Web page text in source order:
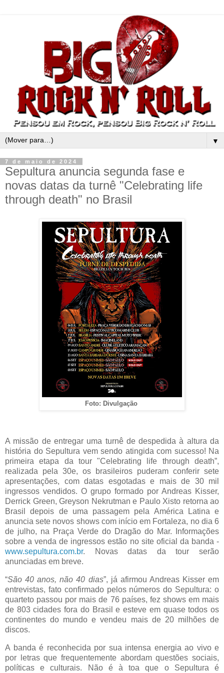
▼
7 de maio de 2024
Sepultura anuncia segunda fase e
novas datas da turnê "Celebrating life
through death" no Brasil
Foto: Divulgação
A missão de entregar uma turnê de despedida à altura da
história do Sepultura vem sendo atingida com sucesso! Na
primeira etapa da tour "Celebrating life through death”,
realizada pela 30e, os brasileiros puderam conferir sete
apresentações, com datas esgotadas e mais de 30 mil
ingressos vendidos. O grupo formado por Andreas Kisser,
Derrick Green, Greyson Nekrutman e Paulo Xisto retorna ao
Brasil depois de uma passagem pela América Latina e
anuncia sete novos shows com início em Fortaleza, no dia 6
de julho, na Praça Verde do Dragão do Mar. Informações
sobre a venda de ingressos estão no site oficial da banda -
www.sepultura.com.br. Novas datas da tour serão
anunciadas em breve.
“São 40 anos, não 40 dias”, já afirmou Andreas Kisser em
entrevistas, fato confirmado pelos números do Sepultura: o
quarteto passou por mais de 76 países, fez shows em mais
de 803 cidades fora do Brasil e esteve em quase todos os
continentes do mundo e vendeu mais de 20 milhões de
discos.
A banda é reconhecida por sua intensa energia ao vivo e
por letras que frequentemente abordam questões sociais,
políticas e culturais. Não é à toa que o Sepultura é